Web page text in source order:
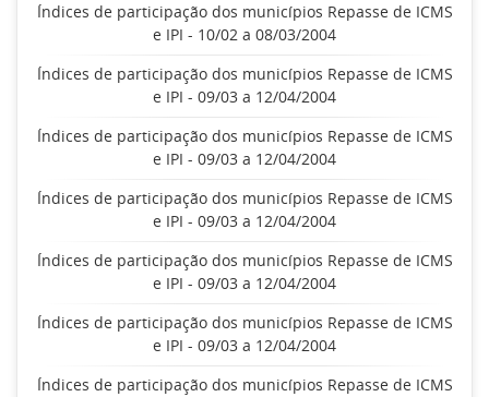
Índices de participação dos municípios Repasse de ICMS
e IPI - 10/02 a 08/03/2004
Índices de participação dos municípios Repasse de ICMS
e IPI - 09/03 a 12/04/2004
Índices de participação dos municípios Repasse de ICMS
e IPI - 09/03 a 12/04/2004
Índices de participação dos municípios Repasse de ICMS
e IPI - 09/03 a 12/04/2004
Índices de participação dos municípios Repasse de ICMS
e IPI - 09/03 a 12/04/2004
Índices de participação dos municípios Repasse de ICMS
e IPI - 09/03 a 12/04/2004
Índices de participação dos municípios Repasse de ICMS